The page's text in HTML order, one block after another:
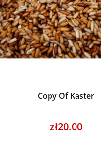
Copy Of Kaster
zł20.00